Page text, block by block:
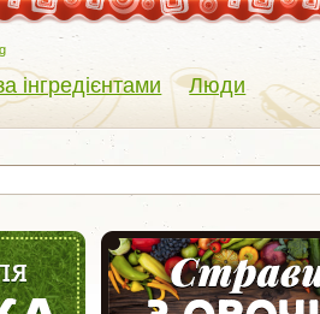
інгредієнтами Люди